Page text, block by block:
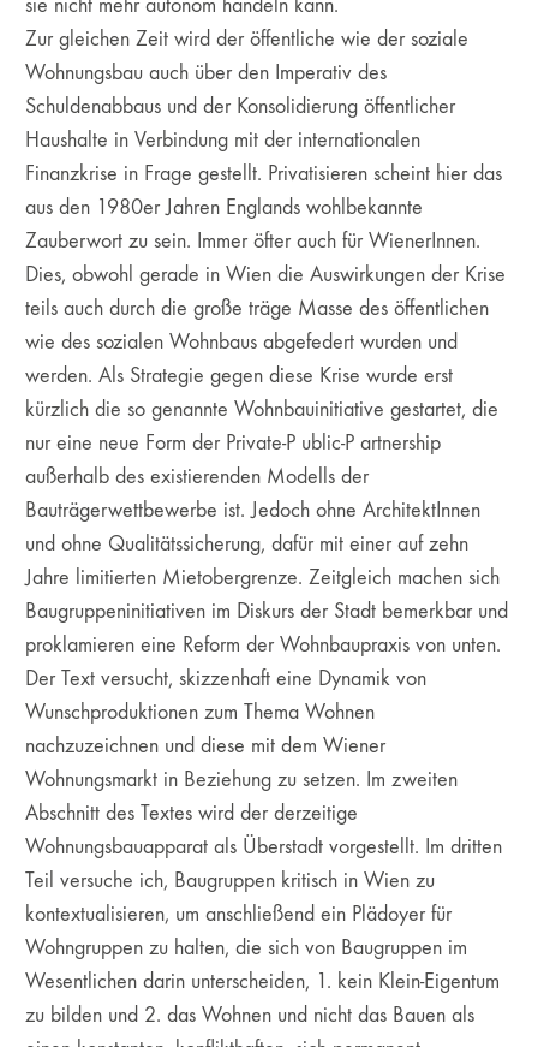
sie nicht mehr autonom handeln kann.
Zur gleichen Zeit wird der öffentliche wie der soziale
Wohnungsbau auch über den Imperativ des
Schuldenabbaus und der Konsolidierung öffentlicher
Haushalte in Verbindung mit der internationalen
Finanzkrise in Frage gestellt. Privatisieren scheint hier das
aus den 1980er Jahren Englands wohlbekannte
Zauberwort zu sein. Immer öfter auch für WienerInnen.
Dies, obwohl gerade in Wien die Auswirkungen der Krise
teils auch durch die große träge Masse des öffentlichen
wie des sozialen Wohnbaus abgefedert wurden und
werden. Als Strategie gegen diese Krise wurde erst
kürzlich die so genannte Wohnbauinitiative gestartet, die
nur eine neue Form der Private-P ublic-P artnership
außerhalb des existierenden Modells der
Bauträgerwettbewerbe ist. Jedoch ohne ArchitektInnen
und ohne Qualitätssicherung, dafür mit einer auf zehn
Jahre limitierten Mietobergrenze. Zeitgleich machen sich
Baugruppeninitiativen im Diskurs der Stadt bemerkbar und
proklamieren eine Reform der Wohnbaupraxis von unten.
Der Text versucht, skizzenhaft eine Dynamik von
Wunschproduktionen zum Thema Wohnen
nachzuzeichnen und diese mit dem Wiener
Wohnungsmarkt in Beziehung zu setzen. Im zweiten
Abschnitt des Textes wird der derzeitige
Wohnungsbauapparat als Überstadt vorgestellt. Im dritten
Teil versuche ich, Baugruppen kritisch in Wien zu
kontextualisieren, um anschließend ein Plädoyer für
Wohngruppen zu halten, die sich von Baugruppen im
Wesentlichen darin unterscheiden, 1. kein Klein-Eigentum
zu bilden und 2. das Wohnen und nicht das Bauen als